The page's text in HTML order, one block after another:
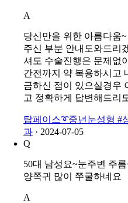
A
당신만을 위한 아름다움
주신 부분 안내도와드리
셔도 수술진행은 문제없
간전까지 약 복용하시고
금하신 점이 있으실경우
고 정확하게 답변해드리
탑페이스➰중년눈성형 #
과 · 2024-07-05
Q
50대 남성요~눈주변 주
양쪽귀 많이 쭈굴하네요
A